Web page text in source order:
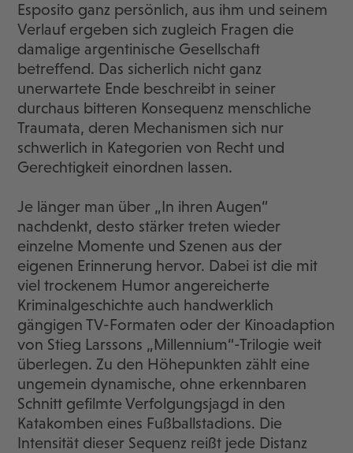
Esposito ganz persönlich, aus ihm und seinem
Verlauf ergeben sich zugleich Fragen die
damalige argentinische Gesellschaft
betreffend. Das sicherlich nicht ganz
unerwartete Ende beschreibt in seiner
durchaus bitteren Konsequenz menschliche
Traumata, deren Mechanismen sich nur
schwerlich in Kategorien von Recht und
Gerechtigkeit einordnen lassen.
Je länger man über „In ihren Augen“
nachdenkt, desto stärker treten wieder
einzelne Momente und Szenen aus der
eigenen Erinnerung hervor. Dabei ist die mit
viel trockenem Humor angereicherte
Kriminalgeschichte auch handwerklich
gängigen TV-Formaten oder der Kinoadaption
von Stieg Larssons „Millennium“-Trilogie weit
überlegen. Zu den Höhepunkten zählt eine
ungemein dynamische, ohne erkennbaren
Schnitt gefilmte Verfolgungsjagd in den
Katakomben eines Fußballstadions. Die
Intensität dieser Sequenz reißt jede Distanz